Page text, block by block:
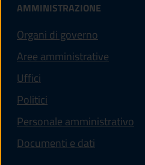
AMMINISTRAZIONE
Organi di governo
Aree amministrative
Uffici
Politici
Personale amministrativo
Documenti e dati